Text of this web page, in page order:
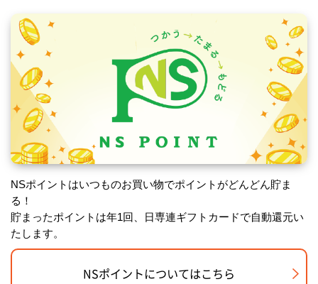
NSポイントはいつものお買い物でポイントがどんどん貯ま
る！
貯まったポイントは年1回、日専連ギフトカードで自動還元い
たします。
NSポイントについてはこちら